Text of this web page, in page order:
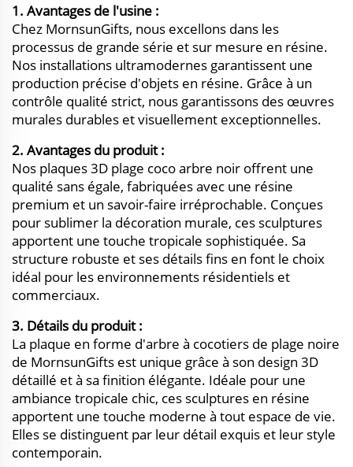
1. Avantages de l'usine :
Chez MornsunGifts, nous excellons dans les
processus de grande série et sur mesure en résine.
Nos installations ultramodernes garantissent une
production précise d'objets en résine. Grâce à un
contrôle qualité strict, nous garantissons des œuvres
murales durables et visuellement exceptionnelles.
2. Avantages du produit :
Nos plaques 3D plage coco arbre noir offrent une
qualité sans égale, fabriquées avec une résine
premium et un savoir-faire irréprochable. Conçues
pour sublimer la décoration murale, ces sculptures
apportent une touche tropicale sophistiquée. Sa
structure robuste et ses détails fins en font le choix
idéal pour les environnements résidentiels et
commerciaux.
3. Détails du produit :
La plaque en forme d'arbre à cocotiers de plage noire
de MornsunGifts est unique grâce à son design 3D
détaillé et à sa finition élégante. Idéale pour une
ambiance tropicale chic, ces sculptures en résine
apportent une touche moderne à tout espace de vie.
Elles se distinguent par leur détail exquis et leur style
contemporain.